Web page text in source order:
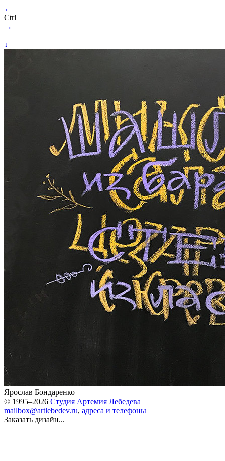
←
Ctrl
→
↓
Ярослав Бондаренко
© 1995–2026 Студия Артемия Лебедева
mailbox@artlebedev.ru, адреса и телефоны
Заказать дизайн...